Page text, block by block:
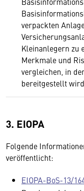
verpackten
Kleinanlegern zu
Merkmale und
vergleichen, in
bereitgestellt
3. EIOPA
Folgende
veröffentlicht:
EIOPA-BoS-13/